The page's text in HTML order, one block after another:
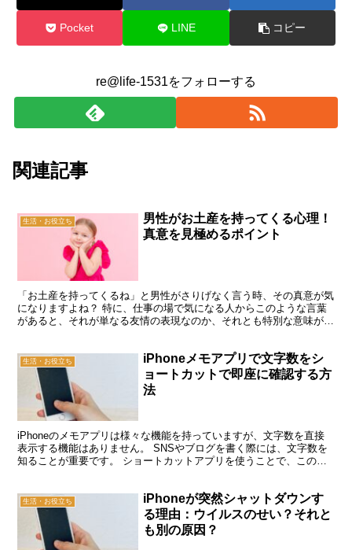
Pocket LINE コピー
re@life-1531をフォローする
関連記事
生活・お役立ち
男性がお土産を持ってくる心理！
真意を見極めるポイント
「お土産を持ってくるね」と男性がさりげなく言う時、その真意が気
になりますよね？ 特に、仕事の場で気になる人からこのような言葉
があると、それが単なる友情の表現なのか、それとも特別な意味があ
生活・お役立ち
iPhoneメモアプリで文字数をシ
ョートカットで即座に確認する方
法
iPhoneのメモアプリは様々な機能を持っていますが、文字数を直接
表示する機能はありません。 SNSやブログを書く際には、文字数を
知ることが重要です。 ショートカットアプリを使うことで、この問
生活・お役立ち
iPhoneが突然シャットダウンす
る理由：ウイルスのせい？それと
も別の原因？